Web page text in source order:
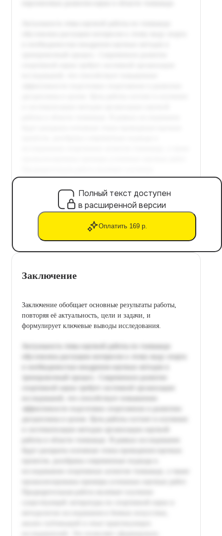
Полный текст доступен
в расширенной версии
Оплатить 169 р.
Заключение
Заключение обобщает основные результаты работы,
повторяя её актуальность, цели и задачи, и
формулирует ключевые выводы исследования.